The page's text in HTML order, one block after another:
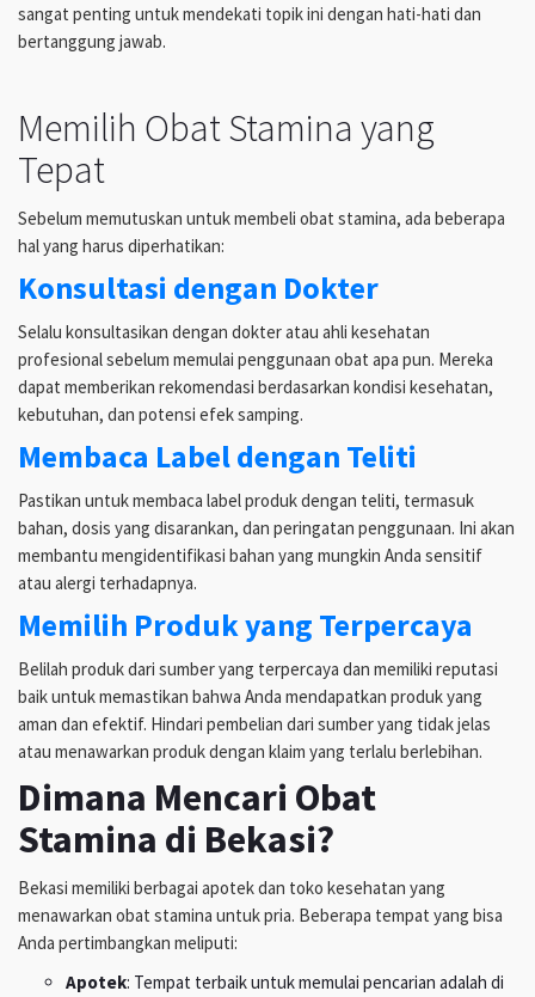
sangat penting untuk mendekati topik ini dengan hati-hati dan
bertanggung jawab.
Memilih Obat Stamina yang
Tepat
Sebelum memutuskan untuk membeli obat stamina, ada beberapa
hal yang harus diperhatikan:
Konsultasi dengan Dokter
Selalu konsultasikan dengan dokter atau ahli kesehatan
profesional sebelum memulai penggunaan obat apa pun. Mereka
dapat memberikan rekomendasi berdasarkan kondisi kesehatan,
kebutuhan, dan potensi efek samping.
Membaca Label dengan Teliti
Pastikan untuk membaca label produk dengan teliti, termasuk
bahan, dosis yang disarankan, dan peringatan penggunaan. Ini akan
membantu mengidentifikasi bahan yang mungkin Anda sensitif
atau alergi terhadapnya.
Memilih Produk yang Terpercaya
Belilah produk dari sumber yang terpercaya dan memiliki reputasi
baik untuk memastikan bahwa Anda mendapatkan produk yang
aman dan efektif. Hindari pembelian dari sumber yang tidak jelas
atau menawarkan produk dengan klaim yang terlalu berlebihan.
Dimana Mencari Obat
Stamina di Bekasi?
Bekasi memiliki berbagai apotek dan toko kesehatan yang
menawarkan obat stamina untuk pria. Beberapa tempat yang bisa
Anda pertimbangkan meliputi:
Apotek: Tempat terbaik untuk memulai pencarian adalah di